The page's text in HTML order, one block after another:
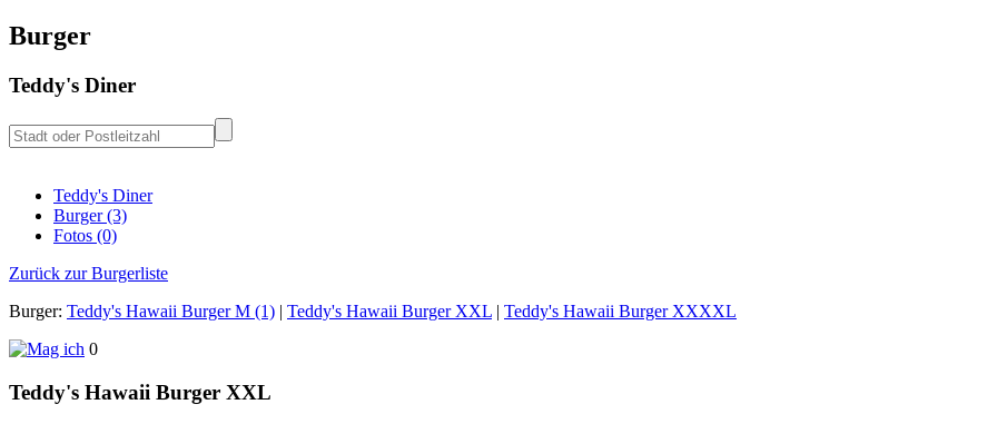
Burger
Teddy's Diner
Teddy's Diner
Burger (3)
Fotos (0)
Zurück zur Burgerliste
Burger: Teddy's Hawaii Burger M (1) | Teddy's Hawaii Burger XXL | Teddy's Hawaii Burger XXXXL
0
Teddy's Hawaii Burger XXL